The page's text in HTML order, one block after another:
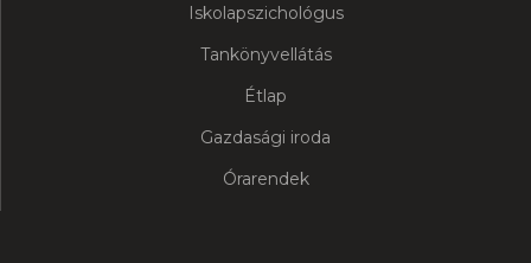
Iskolapszichológus
Tankönyvellátás
Étlap
Gazdasági iroda
Órarendek